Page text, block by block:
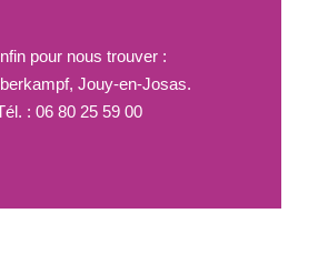
pour nous trouver :
Jouy-en-Josas.
: 06 80 25 59 00